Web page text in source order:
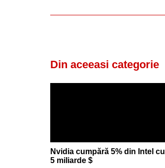
Din aceeasi categorie
Nvidia cumpără 5% din Intel cu
5 miliarde $